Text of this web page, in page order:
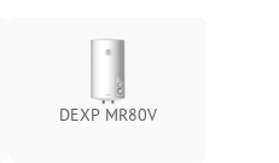
DEXP MR80V